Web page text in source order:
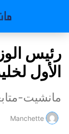
رئيس
الأول
مانشيت-
Manchette